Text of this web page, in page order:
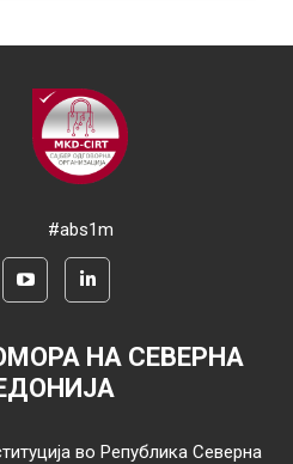
#abs1m
НА СЕВЕРНА
во Република Северна